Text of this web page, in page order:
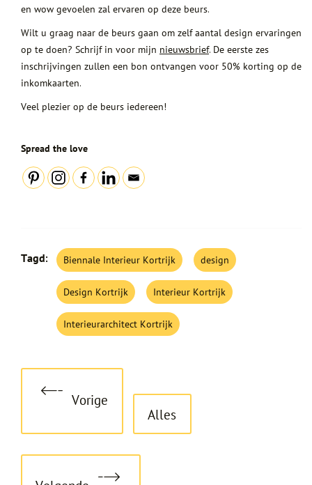
en wow gevoelen zal ervaren op deze beurs.
Wilt u graag naar de beurs gaan om zelf aantal design ervaringen
op te doen? Schrijf in voor mijn nieuwsbrief. De eerste zes
inschrijvingen zullen een bon ontvangen voor 50% korting op de
inkomkaarten.
Veel plezier op de beurs iedereen!
Spread the love
Tagd: Biennale Interieur Kortrijk design
Design Kortrijk Interieur Kortrijk
Interieurarchitect Kortrijk
Vorige
Alles